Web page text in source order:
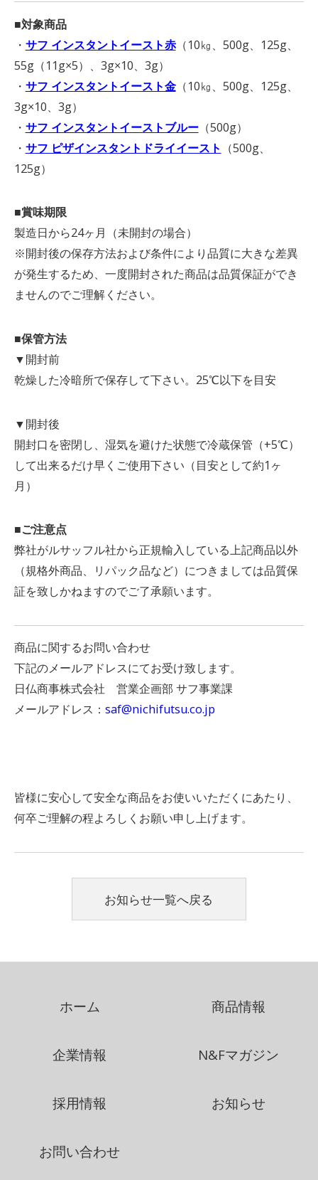
■対象商品
・ サフ インスタントイースト赤（10㎏、500g、125g、
55g（11g×5）、3g×10、3g）
・ サフ インスタントイースト金（10㎏、500g、125g、
3g×10、3g）
・ サフ インスタントイーストブルー（500g）
・ サフ ピザインスタントドライイースト （500g、
125g）
■賞味期限
製造日から24ヶ月（未開封の場合）
※開封後の保存方法および条件により品質に大きな差異
が発生するため、一度開封された商品は品質保証ができ
ませんのでご理解ください。
■保管方法
▼開封前
乾燥した冷暗所で保存して下さい。25℃以下を目安
▼開封後
開封口を密閉し、湿気を避けた状態で冷蔵保管（+5℃）
して出来るだけ早くご使用下さい（目安として約1ヶ
月）
■ご注意点
弊社がルサッフル社から正規輸入している上記商品以外
（規格外商品、リパック品など）につきましては品質保
証を致しかねますのでご了承願います。
商品に関するお問い合わせ
下記のメールアドレスにてお受け致します。
日仏商事株式会社 営業企画部 サフ事業課
メールアドレス： saf@nichifutsu.co.jp
皆様に安心して安全な商品をお使いいただくにあたり、
何卒ご理解の程よろしくお願い申し上げます。
お知らせ一覧へ戻る
ホーム 商品情報
企業情報 N&Fマガジン
採用情報 お知らせ
お問い合わせ